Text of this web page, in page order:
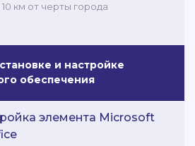
км от черты города
и настройке
обеспечения
элемента Microsoft